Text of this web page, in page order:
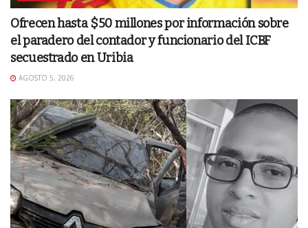
Ofrecen hasta $50 millones por información sobre
el paradero del contador y funcionario del ICBF
secuestrado en Uribia
AGOSTO 5, 2026